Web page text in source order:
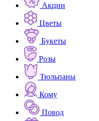
Акции
Цветы
Букеты
Розы
Тюльпаны
Кому
Повод